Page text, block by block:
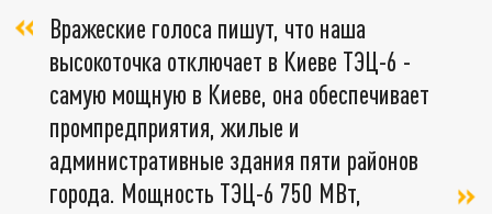
Вражеские голоса пишут, что наша
высокоточка отключает в Киеве ТЭЦ-6 -
самую мощную в Киеве, она обеспечивает
промпредприятия, жилые и
административные здания пяти районов
города. Мощность ТЭЦ-6 750 МВт,